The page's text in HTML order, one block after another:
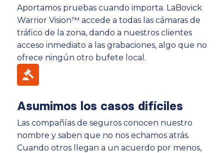
Aportamos pruebas cuando importa. LaBovick
Warrior Vision™ accede a todas las cámaras de
tráfico de la zona, dando a nuestros clientes
acceso inmediato a las grabaciones, algo que no
ofrece ningún otro bufete local.
Asumimos los casos difíciles
Las compañías de seguros conocen nuestro
nombre y saben que no nos echamos atrás.
Cuando otros llegan a un acuerdo por menos,